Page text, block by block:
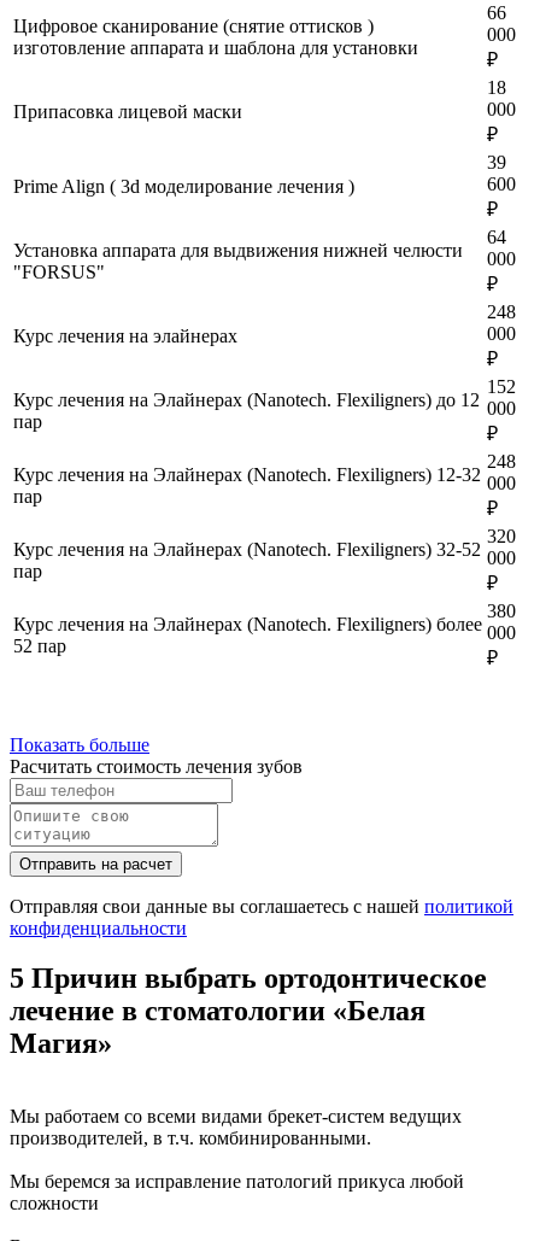
Цифровое сканирование (снятие оттисков )
изготовление аппарата и шаблона для установки
66
000
₽
Припасовка лицевой маски
18
000
₽
Prime Align ( 3d моделирование лечения )
39
600
₽
Установка аппарата для выдвижения нижней челюсти
"FORSUS"
64
000
₽
Курс лечения на элайнерах
248
000
₽
Курс лечения на Элайнерах (Nanotech. Flexiligners) до 12
пар
152
000
₽
Курс лечения на Элайнерах (Nanotech. Flexiligners) 12-32
пар
248
000
₽
Курс лечения на Элайнерах (Nanotech. Flexiligners) 32-52
пар
320
000
₽
Курс лечения на Элайнерах (Nanotech. Flexiligners) более
52 пар
380
000
₽
Показать больше
Расчитать стоимость лечения зубов
Отправить на расчет
Отправляя свои данные вы соглашаетесь с нашей политикой
конфиденциальности
5 Причин выбрать ортодонтическое
лечение в стоматологии «Белая
Магия»
Мы работаем со всеми видами брекет-систем ведущих
производителей, в т.ч. комбинированными.
Мы беремся за исправление патологий прикуса любой
сложности